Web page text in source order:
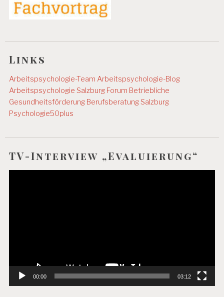
Links
Arbeitspsychologie-TeamArbeitspsychologie-Blog
Arbeitspsychologie Salzburg Forum Betriebliche
Gesundheitsförderung Berufsberatung Salzburg
Psychologie50plus
TV-Interview „Evaluierung“
00:00 03:12